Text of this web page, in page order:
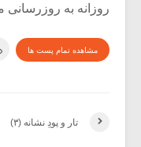
روزانه به
مشاهده تمام پست ها
تار و پودِ نشانه (۳)